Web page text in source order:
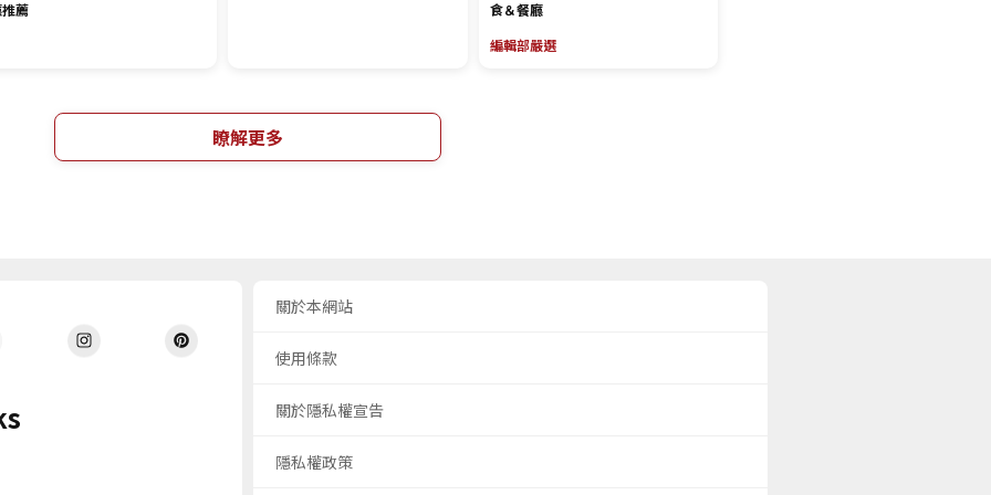
薦
食＆餐廳
編輯部嚴選
瞭解更多
關於本網站
使用條款
關於隱私權宣告
隱私權政策